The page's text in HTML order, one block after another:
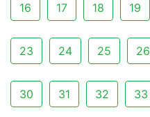
16 17 18 19
23 24 25 26
30 31 32 33